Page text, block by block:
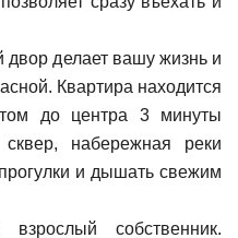
двор делает вашу жизнь и
Квартира находится
до центра 3 минуты
набережная реки
и дышать свежим
собственник.